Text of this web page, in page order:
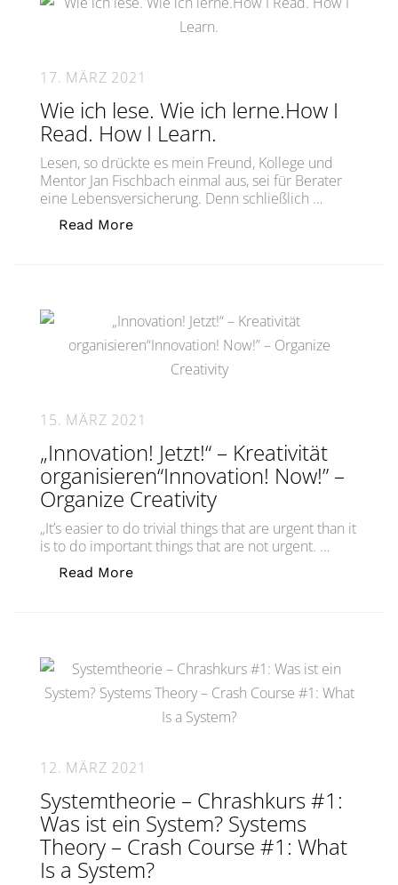
17. MÄRZ 2021
Wie ich lese. Wie ich lerne.How I
Read. How I Learn.
Lesen, so drückte es mein Freund, Kollege und
Mentor Jan Fischbach einmal aus, sei für Berater
eine Lebensversicherung. Denn schließlich …
Read More„Wie ich lese. Wie ich lerne.How I
15. MÄRZ 2021
„Innovation! Jetzt!“ – Kreativität
organisieren“Innovation! Now!” –
Organize Creativity
„It’s easier to do trivial things that are urgent than it
is to do important things that are not urgent. …
Read More„„Innovation! Jetzt!“ – Kreativität
12. MÄRZ 2021
Systemtheorie – Chrashkurs #1:
Was ist ein System? Systems
Theory – Crash Course #1: What
Is a System?